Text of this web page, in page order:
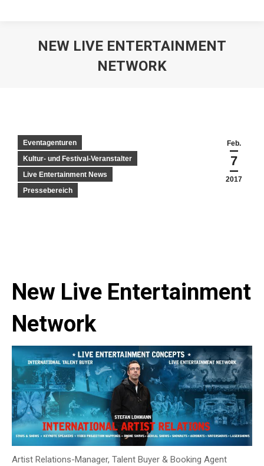
NEW LIVE ENTERTAINMENT
NETWORK
Feb.
7
2017
Eventagenturen
Kultur- und Festival-Veranstalter
Live Entertainment News
Pressebereich
New Live Entertainment
Network
Artist Relations-Manager, Talent Buyer & Booking Agent